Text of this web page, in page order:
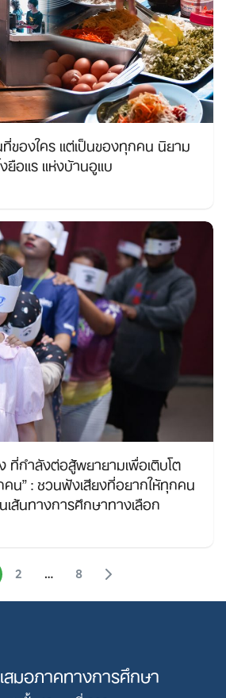
ของใคร แต่เป็นของทุกคน นิยาม
ยือแร แห่งบ้านอูแบ
ที่กำลังต่อสู้พยายามเพื่อเติบโต
น” : ชวนฟังเสียงที่อยากให้ทุกคน
ส้นทางการศึกษาทางเลือก
2 … 8
มอภาคทางการศึกษา